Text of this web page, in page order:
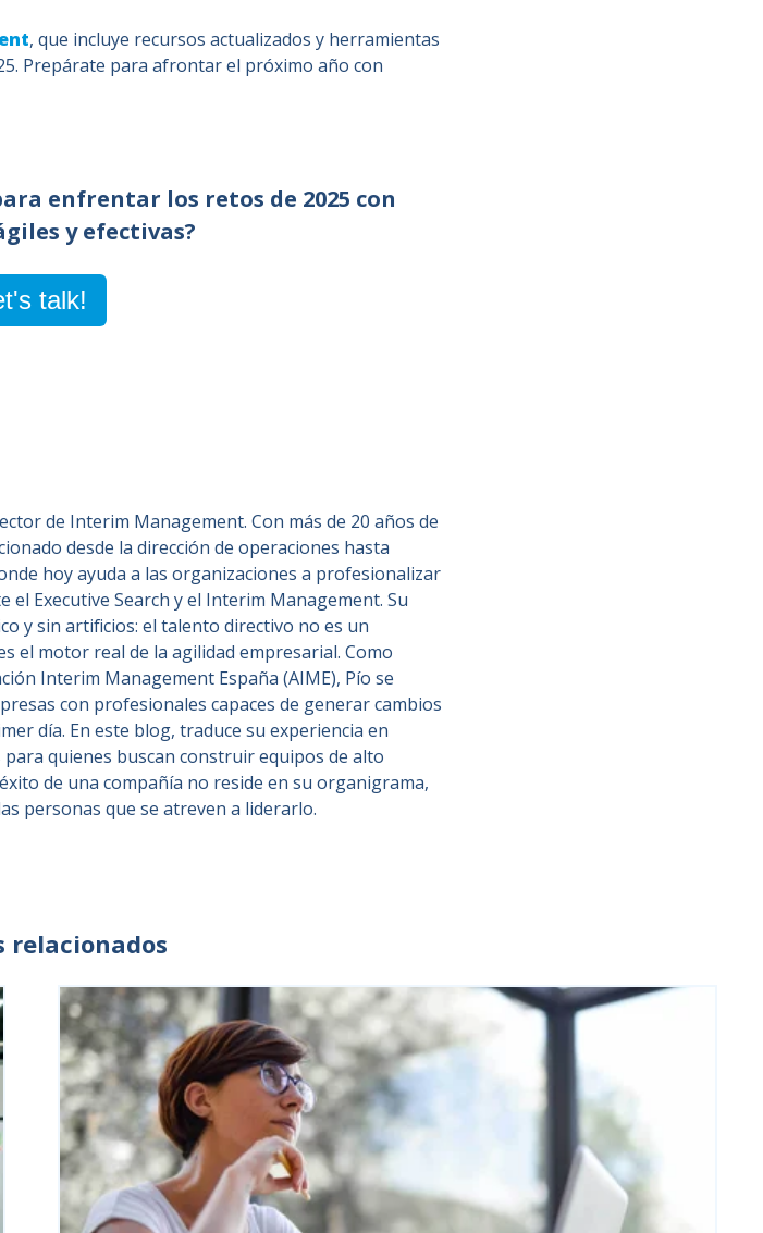
, que incluye recursos actualizados y herramientas
Prepárate para afrontar el próximo año con
enfrentar los retos de 2025 con
y efectivas?
talk!
de Interim Management. Con más de 20 años de
desde la dirección de operaciones hasta
hoy ayuda a las organizaciones a profesionalizar
el Executive Search y el Interim Management. Su
y sin artificios: el talento directivo no es un
el motor real de la agilidad empresarial. Como
Interim Management España (AIME), Pío se
con profesionales capaces de generar cambios
día. En este blog, traduce su experiencia en
para quienes buscan construir equipos de alto
de una compañía no reside en su organigrama,
personas que se atreven a liderarlo.
relacionados